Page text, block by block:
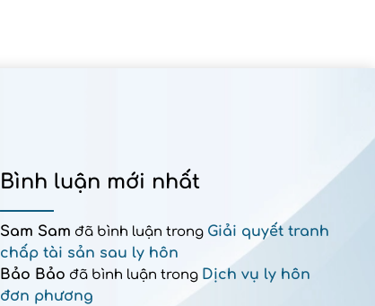
Bình luận mới nhất
Sam Sam đã bình luận trong Giải quyết tranh
chấp tài sản sau ly hôn
Bảo Bảo đã bình luận trong Dịch vụ ly hôn
đơn phương